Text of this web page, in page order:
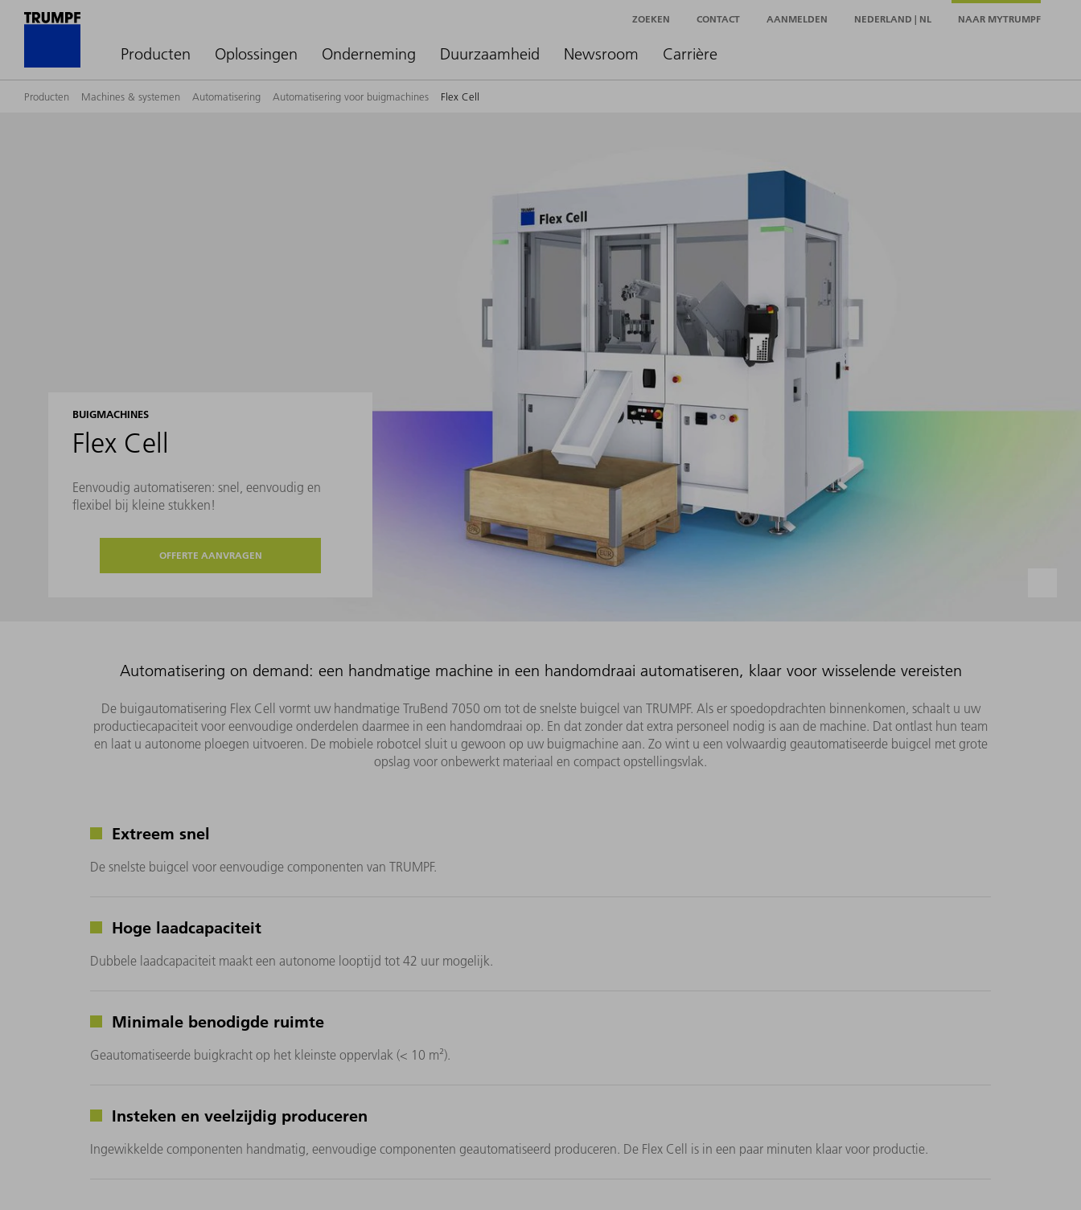
Producten Oplossingen Onderneming Duurzaamheid Newsroom Carrière
ZOEKEN CONTACT AANMELDEN NEDERLAND | NL NAAR MYTRUMPF
Producten Machines & systemen Automatisering Automatisering voor buigmachines Flex Cell
BUIGMACHINES
Flex Cell
Eenvoudig automatiseren: snel, eenvoudig en
flexibel bij kleine stukken!
OFFERTE AANVRAGEN
Automatisering on demand: een handmatige machine in een handomdraai automatiseren, klaar voor wisselende vereisten
De buigautomatisering Flex Cell vormt uw handmatige TruBend 7050 om tot de snelste buigcel van TRUMPF. Als er spoedopdrachten binnenkomen, schaalt u uw
productiecapaciteit voor eenvoudige onderdelen daarmee in een handomdraai op. En dat zonder dat extra personeel nodig is aan de machine. Dat ontlast hun team
en laat u autonome ploegen uitvoeren. De mobiele robotcel sluit u gewoon op uw buigmachine aan. Zo wint u een volwaardig geautomatiseerde buigcel met grote
opslag voor onbewerkt materiaal en compact opstellingsvlak.
Extreem snel
De snelste buigcel voor eenvoudige componenten van TRUMPF.
Hoge laadcapaciteit
Dubbele laadcapaciteit maakt een autonome looptijd tot 42 uur mogelijk.
Minimale benodigde ruimte
Geautomatiseerde buigkracht op het kleinste oppervlak (< 10 m²).
Insteken en veelzijdig produceren
Ingewikkelde componenten handmatig, eenvoudige componenten geautomatiseerd produceren. De Flex Cell is in een paar minuten klaar voor productie.